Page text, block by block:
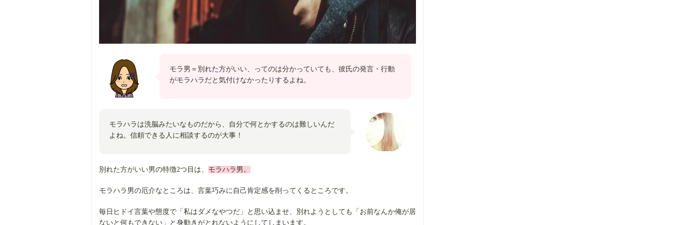
モラ男＝別れた方がいい、ってのは分かっていても、彼氏の発言・行動
がモラハラだと気付けなかったりするよね。
モラハラは洗脳みたいなものだから、自分で何とかするのは難しいんだ
よね。信頼できる人に相談するのが大事！
別れた方がいい男の特徴2つ目は、 モラハラ男。
モラハラ男の厄介なところは、言葉巧みに自己肯定感を削ってくるところです。
毎日ヒドイ言葉や態度で「私はダメなやつだ」と思い込ませ、別れようとしても「お前なんか俺が居
ないと何もできない」と身動きがとれないようにしてしまいます。